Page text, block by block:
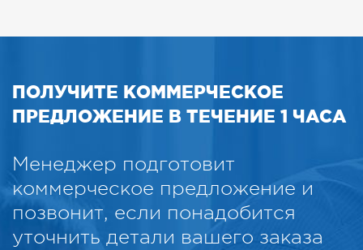
ПОЛУЧИТЕ КОММЕРЧЕСКОЕ
ПРЕДЛОЖЕНИЕ В ТЕЧЕНИЕ 1 ЧАСА
Менеджер подготовит
коммерческое предложение и
позвонит, если понадобится
уточнить детали вашего заказа